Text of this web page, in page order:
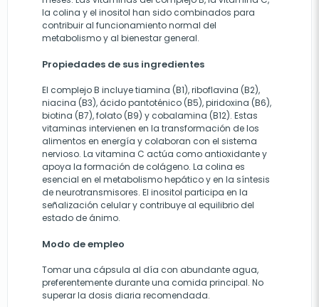
la colina y el inositol han sido combinados para
contribuir al funcionamiento normal del
metabolismo y al bienestar general.
Propiedades de sus ingredientes
El complejo B incluye tiamina (B1), riboflavina (B2),
niacina (B3), ácido pantoténico (B5), piridoxina (B6),
biotina (B7), folato (B9) y cobalamina (B12). Estas
vitaminas intervienen en la transformación de los
alimentos en energía y colaboran con el sistema
nervioso. La vitamina C actúa como antioxidante y
apoya la formación de colágeno. La colina es
esencial en el metabolismo hepático y en la síntesis
de neurotransmisores. El inositol participa en la
señalización celular y contribuye al equilibrio del
estado de ánimo.
Modo de empleo
Tomar una cápsula al día con abundante agua,
preferentemente durante una comida principal. No
superar la dosis diaria recomendada.